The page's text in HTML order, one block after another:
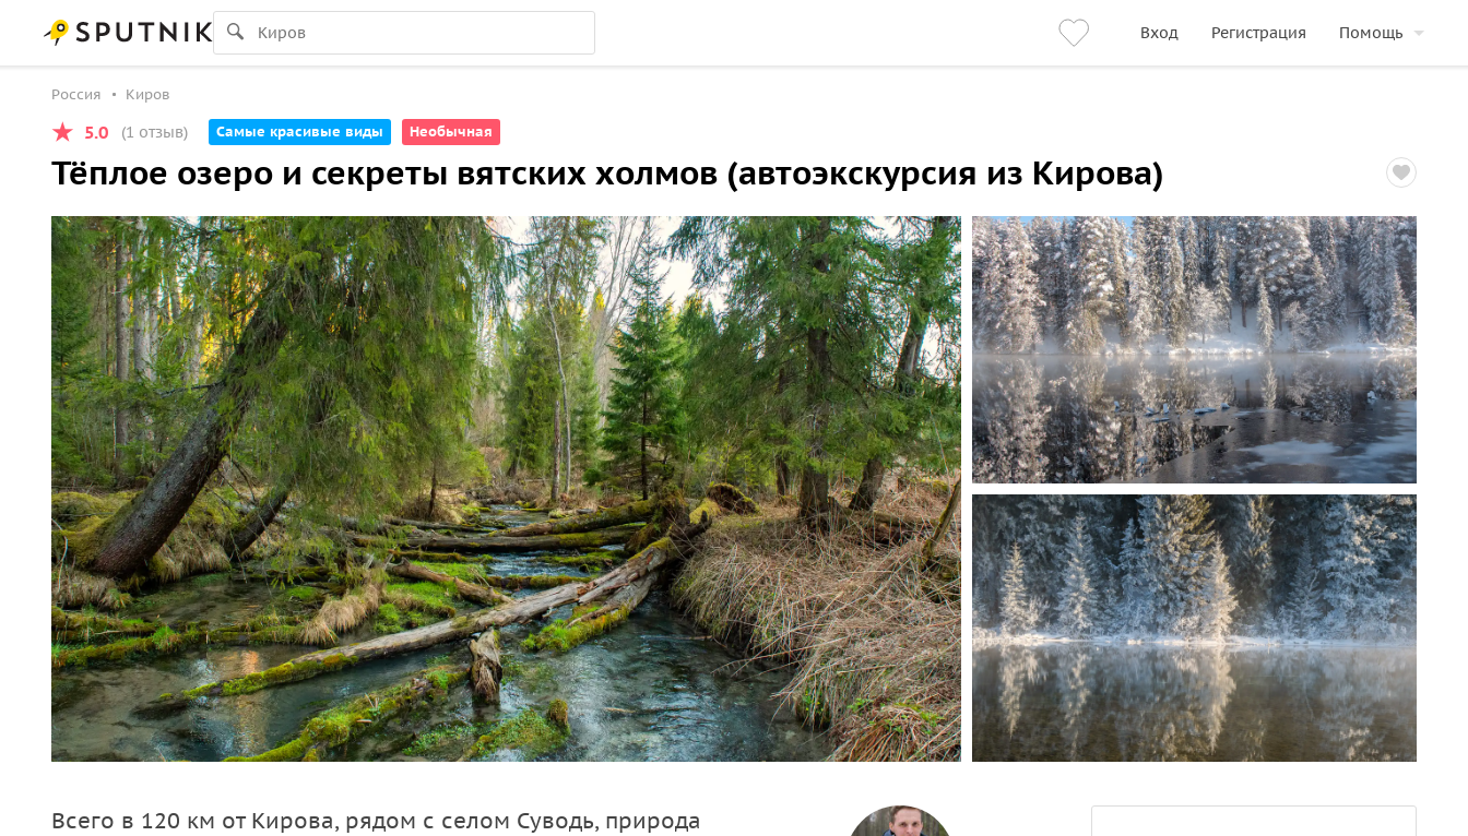
Вход Регистрация Помощь
Россия Киров
5.0 (1 отзыв) Самые красивые виды Необычная
Тёплое озеро и секреты вятских холмов (автоэкскурсия из Кирова)
Всего в 120 км от Кирова, рядом с селом Суводь, природа